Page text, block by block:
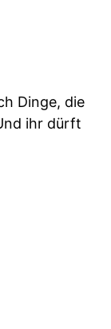
Dinge, die
ihr dürft